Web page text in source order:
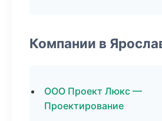
Компании в
ООО Проект Люкс —
Проектирование